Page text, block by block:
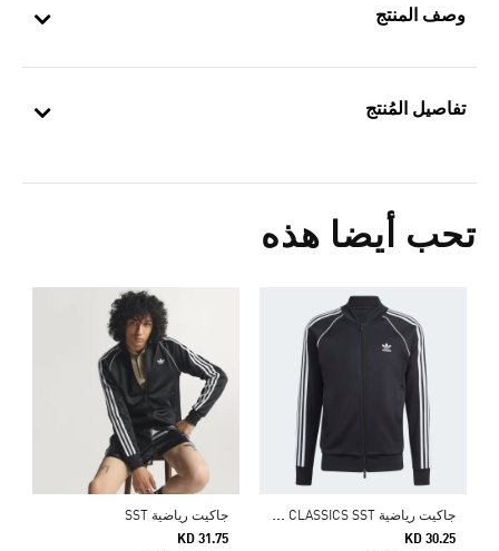
وصف المنتج
تفاصيل المُنتج
تحب أيضا هذه
ج
اكيت رياضية ADICOLOR CLASSICS SST
KD 30.25
جاكيت رياضية SST
KD 31.75
Price Reduced From